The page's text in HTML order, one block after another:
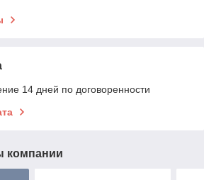
14 дней по договоренности
компании